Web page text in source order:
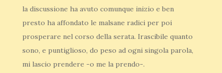
la discussione ha avuto comunque inizio e ben
presto ha affondato le malsane radici per poi
prosperare nel corso della serata. Irascibile quanto
sono, e puntiglioso, do peso ad ogni singola parola,
mi lascio prendere -o me la prendo-.